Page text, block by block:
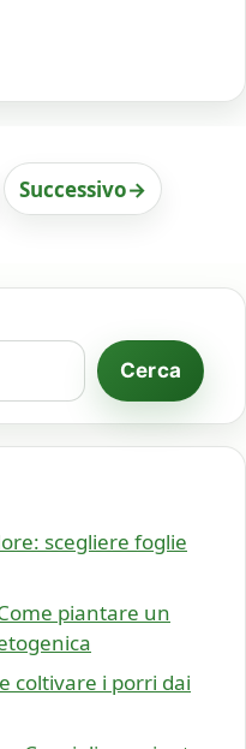
Successivo→
Cerca
scegliere foglie
piantare un
coltivare i porri dai